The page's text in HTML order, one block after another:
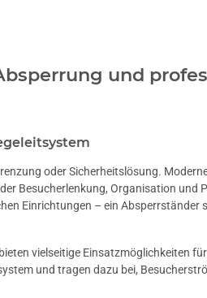
und
oder Sicherheitslösung.
Besucherlenkung, Organisation und
Einrichtungen – ein
vielseitige Einsatzmöglichkeiten
und tragen dazu bei,